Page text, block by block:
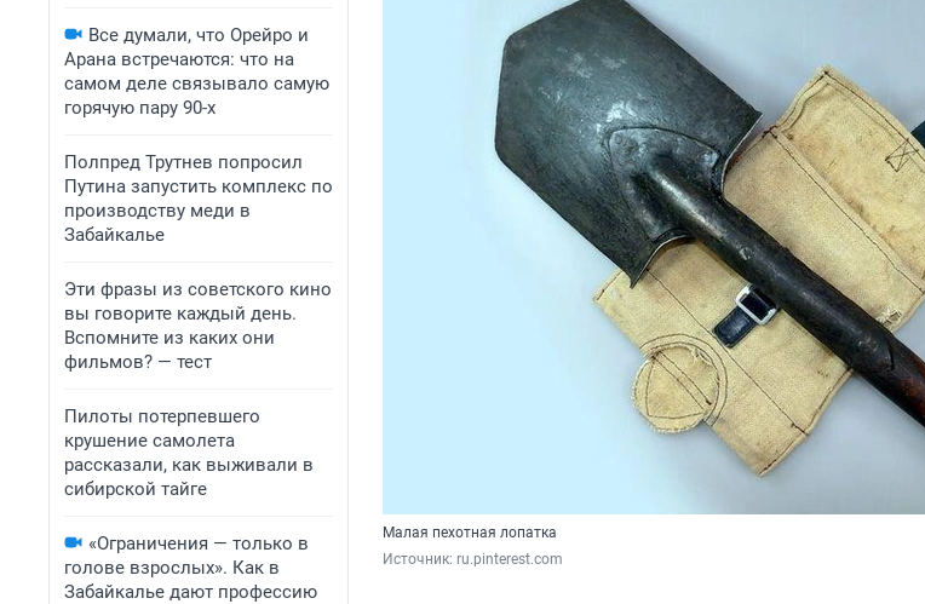
Все думали, что Орейро и
Арана встречаются: что на
самом деле связывало самую
горячую пару 90-х
Полпред Трутнев попросил
Путина запустить комплекс по
производству меди в
Забайкалье
Эти фразы из советского кино
вы говорите каждый день.
Вспомните из каких они
фильмов? — тест
Пилоты потерпевшего
крушение самолета
рассказали, как выживали в
сибирской тайге
«Ограничения — только в
голове взрослых». Как в
Забайкалье дают профессию
Малая пехотная лопатка
Источник: ru.pinterest.com